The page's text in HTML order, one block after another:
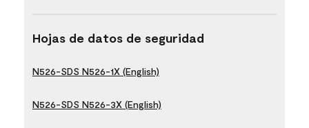
Hojas de datos de seguridad
N526-SDS N526-1X (English)
N526-SDS N526-3X (English)